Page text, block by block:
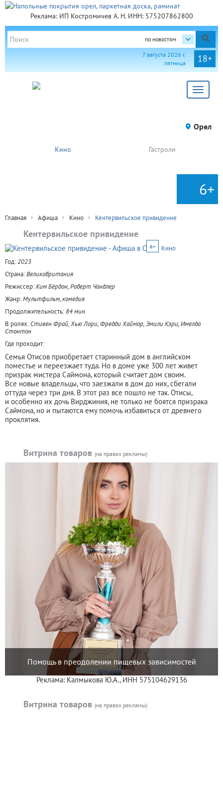
Реклама: ИП Костромичев А. Н. ИНН: 575207862800
по новостям
18+
7 августа 2026 г.
пятница
Toggle
Орел
Кино Гастроли
6+
Главная Афиша Кино Кентервильское привидение
Кентервильское привидение
6+
Кино
Год:2023
Страна:Великобритания
Режиссер:Ким Бёрдон, Роберт Чандлер
Жанр:Мультфильм, комедия
Продолжительность:84 мин.
В ролях: Стивен Фрай, Хью Лори, Фредди Хаймор, Эмили Кэри, Имелда
Стонтон
Где проходит:
Семья Отисов приобретает старинный дом в английском
поместье и переезжает туда. Но в доме уже 300 лет живет
призрак мистера Саймона, который считает дом своим.
Все новые владельцы, что заезжали в дом до них, сбегали
оттуда через три дня. В этот раз все пошло не так. Отисы,
и особенно их дочь Вирджиния, не только не боятся призрака
Саймона, но и пытаются ему помочь избавиться от древнего
проклятия.
Витрина товаров (на правах рекламы)
Помощь в преодолении пищевых зависимостей
Реклама: Калмыкова Ю.А., ИНН 575104629136
Витрина товаров (на правах рекламы)